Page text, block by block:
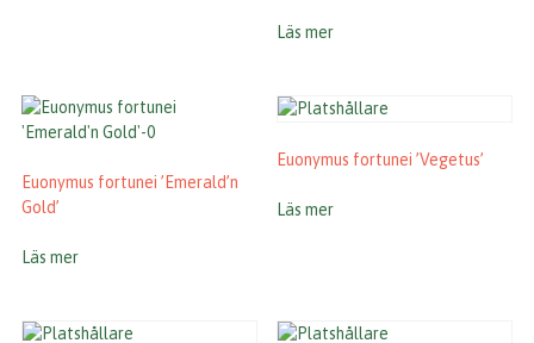
Läs mer
Euonymus fortunei ’Emerald’n
Gold’
Läs mer
Euonymus fortunei ’Vegetus’
Läs mer